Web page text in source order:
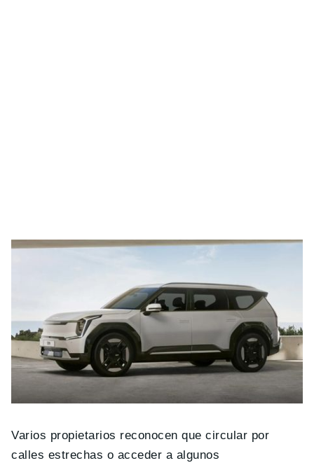
Varios propietarios reconocen que circular por
calles estrechas o acceder a algunos